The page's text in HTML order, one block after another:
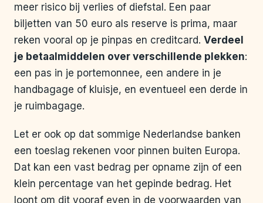
meer risico bij verlies of diefstal. Een paar
biljetten van 50 euro als reserve is prima, maar
reken vooral op je pinpas en creditcard. Verdeel
je betaalmiddelen over verschillende plekken:
een pas in je portemonnee, een andere in je
handbagage of kluisje, en eventueel een derde in
je ruimbagage.
Let er ook op dat sommige Nederlandse banken
een toeslag rekenen voor pinnen buiten Europa.
Dat kan een vast bedrag per opname zijn of een
klein percentage van het gepinde bedrag. Het
loont om dit vooraf even in de voorwaarden van